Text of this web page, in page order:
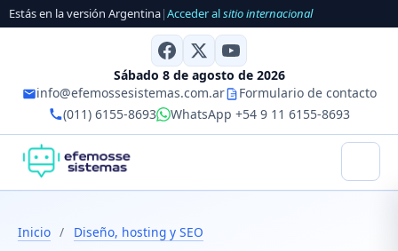
Estás en la versión Argentina|Acceder alsitio internacional
Sábado 8 de agosto de 2026
info@efemossesistemas.com.ar
Formulario de contacto
(011) 6155-8693
WhatsApp +54 9 11 6155-8693
Inicio / Diseño, hosting y SEO